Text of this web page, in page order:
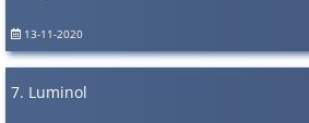
13-11-2020
7. Luminol